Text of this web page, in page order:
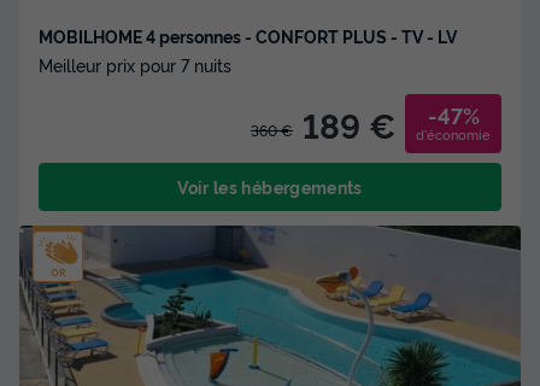
MOBILHOME 4 personnes - CONFORT PLUS - TV - LV
Meilleur prix pour 7 nuits
360 € 189 € -47%
d'économie
Voir les hébergements